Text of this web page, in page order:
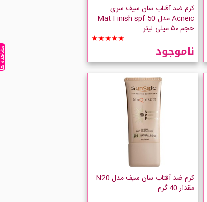
کرم ضد آفتاب سان سیف سری
Acneic مدل Mat Finish spf 50
حجم ۵۰ میلی لیتر
★★★★★
ناموجود
کرم ضد آفتاب سان سیف مدل N20
مقدار 40 گرم